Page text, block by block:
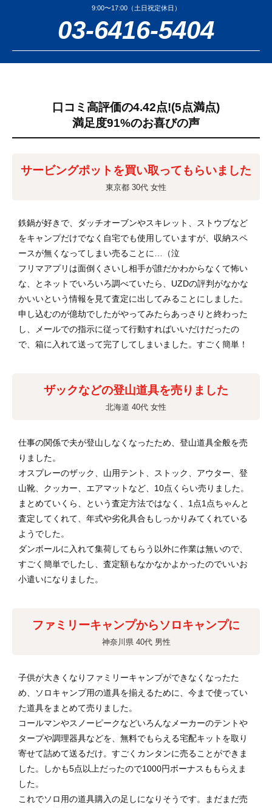
9:00〜17:00（土日祝定休日）
03-6416-5404
口コミ高評価の4.42点!(5点満点)
満足度91%のお喜びの声
サービングポットを買い取ってもらいました
東京都 30代 女性
鉄鍋が好きで、ダッチオーブンやスキレット、ストウブなど
をキャンプだけでなく自宅でも使用していますが、収納スペ
ースが無くなってしまい売ることに…（泣
フリマアプリは面倒くさいし相手が誰だかわからなくて怖い
な、とネットでいろいろ調べていたら、UZDの評判がなかな
かいいという情報を見て査定に出してみることにしました。
申し込むのが億劫でしたがやってみたらあっさりと終わった
し、メールでの指示に従って行動すればいいだけだったの
で、箱に入れて送って完了してしまいました。すごく簡単！
ザックなどの登山道具を売りました
北海道 40代 女性
仕事の関係で夫が登山しなくなったため、登山道具全般を売
りました。
オスプレーのザック、山用テント、ストック、アウター、登
山靴、クッカー、エアマットなど、10点くらい売りました。
まとめていくら、という査定方法ではなく、1点1点ちゃんと
査定してくれて、年式や劣化具合もしっかりみてくれている
ようでした。
ダンボールに入れて集荷してもらう以外に作業は無いので、
すごく簡単でしたし、査定額もなかなかよかったのでいいお
小遣いになりました。
ファミリーキャンプからソロキャンプに
神奈川県 40代 男性
子供が大きくなりファミリーキャンプができなくなったた
め、ソロキャンプ用の道具を揃えるために、今まで使ってい
た道具をまとめて売りました。
コールマンやスノーピークなどいろんなメーカーのテントや
タープや調理器具などを、無料でもらえる宅配キットを取り
寄せて詰めて送るだけ。すごくカンタンに売ることができま
した。しかも5点以上だったので1000円ボーナスももらえま
した。
これでソロ用の道具購入の足しになりそうです。まだまだ売